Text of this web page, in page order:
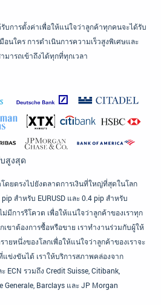
บการตั้งค่าเพื่อให้แน่ใจว่าลูกค้าทุกคนจะได้รับ
นใคร การดำเนินการความเร็วสูงพิเศษและ
ารถเข้าถึงได้ทุกที่ทุกเวลา
สูงสุด
โดยตรงไปยังตลาดการเงินที่ใหญ่ที่สุดในโลก
สำหรับ EURUSD และ 0.4 pip สำหรับ
มีการรีโควต เพื่อให้แน่ใจว่าลูกค้าของเราทุก
ขาต้องการซื้อหรือขาย เราทำงานร่วมกับผู้ให้
ยหนึ่งของโลกเพื่อให้แน่ใจว่าลูกค้าของเราจะ
ข่งขันได้ เราให้บริการสภาพคล่องจาก
รวมถึง Credit Suisse, Citibank,
Generale, Barclays และ JP Morgan